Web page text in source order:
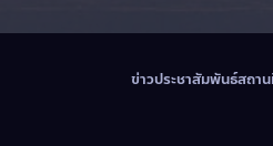
ข่าวประชาสัมพันธ์สถา